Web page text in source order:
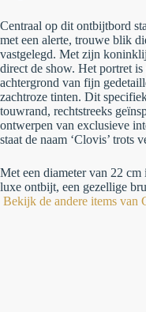
Centraal op dit ontbijtbord
met een alerte, trouwe blik
vastgelegd. Met zijn
direct de show. Het portret
achtergrond van fijn
zachtroze tinten. Dit
touwrand, rechtstreeks
ontwerpen van exclusieve
staat de naam ‘Clovis’ trots
Met een diameter van 22
luxe ontbijt, een gezellige
Bekijk de andere items van